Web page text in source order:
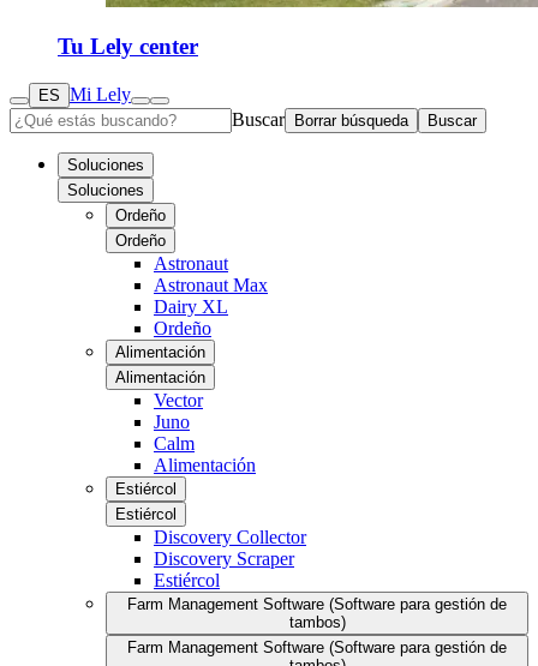
Tu Lely center
ES Mi Lely
Buscar
Borrar búsqueda Buscar
Soluciones
Soluciones
Ordeño
Ordeño
Astronaut
Astronaut Max
Dairy XL
Ordeño
Alimentación
Alimentación
Vector
Juno
Calm
Alimentación
Estiércol
Estiércol
Discovery Collector
Discovery Scraper
Estiércol
Farm Management Software (Software para gestión de
tambos)
Farm Management Software (Software para gestión de